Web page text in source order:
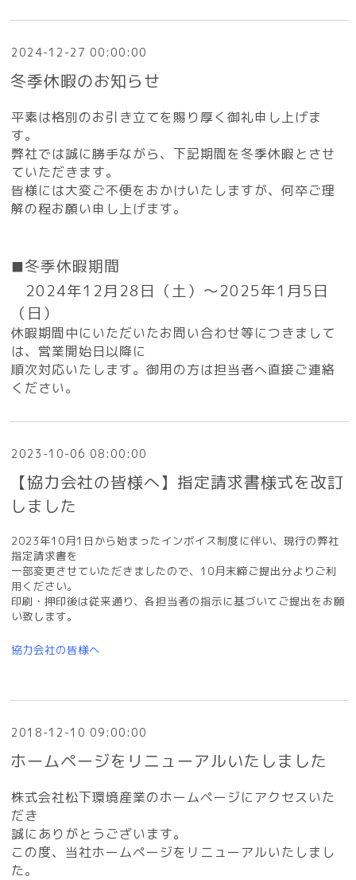
2024-12-27 00:00:00
冬季休暇のお知らせ
平素は格別のお引き立てを賜り厚く御礼申し上げま
す。
弊社では誠に勝手ながら、下記期間を冬季休暇とさせ
ていただきます。
皆様には大変ご不便をおかけいたしますが、何卒ご理
解の程お願い申し上げます。
⬛️冬季休暇期間
2024年12月28日（土）～2025年1月5日
（日）
休暇期間中にいただいたお問い合わせ等につきまして
は、営業開始日以降に
順次対応いたします。御用の方は担当者へ直接ご連絡
ください。
2023-10-06 08:00:00
【協力会社の皆様へ】指定請求書様式を改訂
しました
2023年10月1日から始まったインボイス制度に伴い、現行の弊社
指定請求書を
一部変更させていただきましたので、 10月末締ご提出分よりご利
用ください。
印刷・押印後は従来通り、各担当者の指示に基づいてご提出をお願
い致します。
協力会社の皆様へ
2018-12-10 09:00:00
ホームページをリニューアルいたしました
株式会社松下環境産業のホームページにアクセスいた
だき
誠にありがとうございます。
この度、当社ホームページをリニューアルいたしまし
た。